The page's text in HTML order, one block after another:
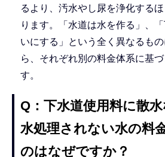
るより、汚水やし尿を浄化する
ります。「水道は水を作る」、
いにする」という全く異なるも
ら、それぞれ別の料金体系に基
す。
Q：下水道使用料に散
水処理されない水の料
のはなぜですか？